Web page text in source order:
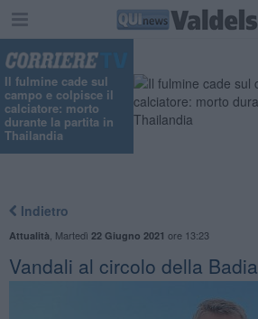
Il fulmine cade sul
campo e colpisce il
calciatore: morto
durante la partita in
Thailandia
Indietro
Attualità Martedì 22 Giugno 2021 ore 13:23
Vandali al circolo della Badia